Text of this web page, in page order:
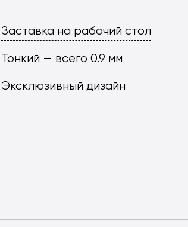
Заставка на рабочий стол
Тонкий — всего 0.9 мм
Эксклюзивный дизайн